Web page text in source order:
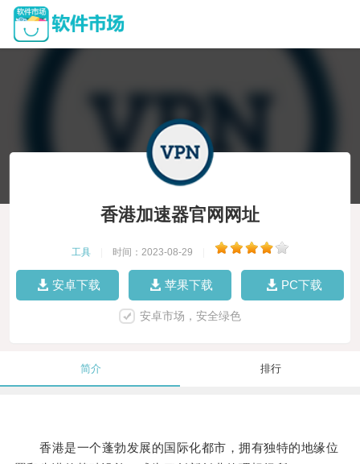
香港加速器官网网址
工具 时间：2023-08-29
安卓下载 苹果下载 PC下载
安卓市场，安全绿色
简介 排行
香港是一个蓬勃发展的国际化都市，拥有独特的地缘位